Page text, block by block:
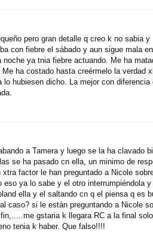
pero gran detalle q creo k no sabia y
con fiebre el sábado y aun sigue mala
ya tnia fiebre actuando. Me ha
ha costado hasta creérmelo la verdad
hubiesen dicho. La mejor con
a Tamera y luego se la ha clavado
se ha pasado cn ella, un minimo de
factor le han preguntado a Nicole
ya lo sabe y el otro interrumpiéndola
ella y el saltando cn q el piensa q es
caso? si le están preguntando a Nicole
gstaria k llegara RC a la final
tenia k haber. Que falso!!!!